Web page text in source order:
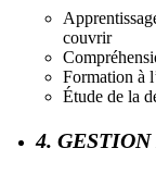
couvrir
Formation à
Étude de la
4. GESTION